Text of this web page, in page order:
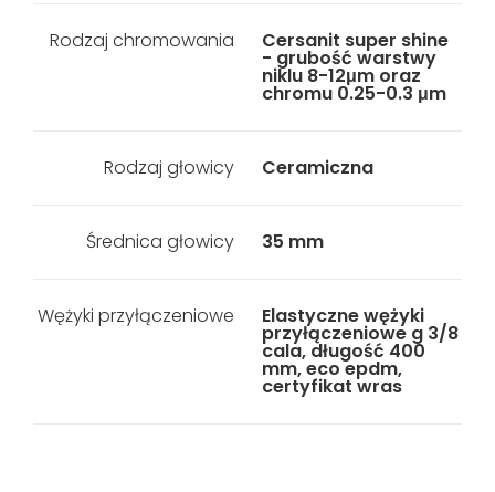
Rodzaj chromowania Cersanit super shine
- grubość warstwy
niklu 8-12μm oraz
chromu 0.25-0.3 μm
Rodzaj głowicy Ceramiczna
Średnica głowicy 35 mm
Wężyki przyłączeniowe Elastyczne wężyki
przyłączeniowe g 3/8
cala, długość 400
mm, eco epdm,
certyfikat wras